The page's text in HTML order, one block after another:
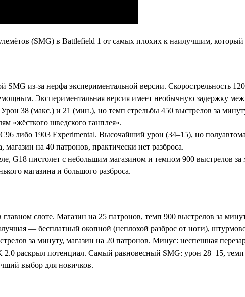
(SMG) в Battlefield 1 от самых плохих к наилучшим,
из-за нерфа экспериментальной версии. Скорострельность
Экспериментальная версия имеет необычную задержку
38 (макс.) и 21 (мин.), но темп стрельбы 450 выстрелов за
«жёсткого шведского ганплея».
либо 1903 Experimental. Высочайший урон (34–15), но
на 40 патронов, практически нет разброса.
G18 пистолет с небольшим магазином и темпом 900 выстрелов
магазина и большого разброса.
слоте. Магазин на 25 патронов, темп 900 выстрелов за
— бесплатный окопной (неплохой разброс от ноги),
за минуту, магазин на 20 патронов. Минус: неспешная
раскрыл потенциал. Самый равновесный SMG: урон 28–15, темп
выбор для новичков.